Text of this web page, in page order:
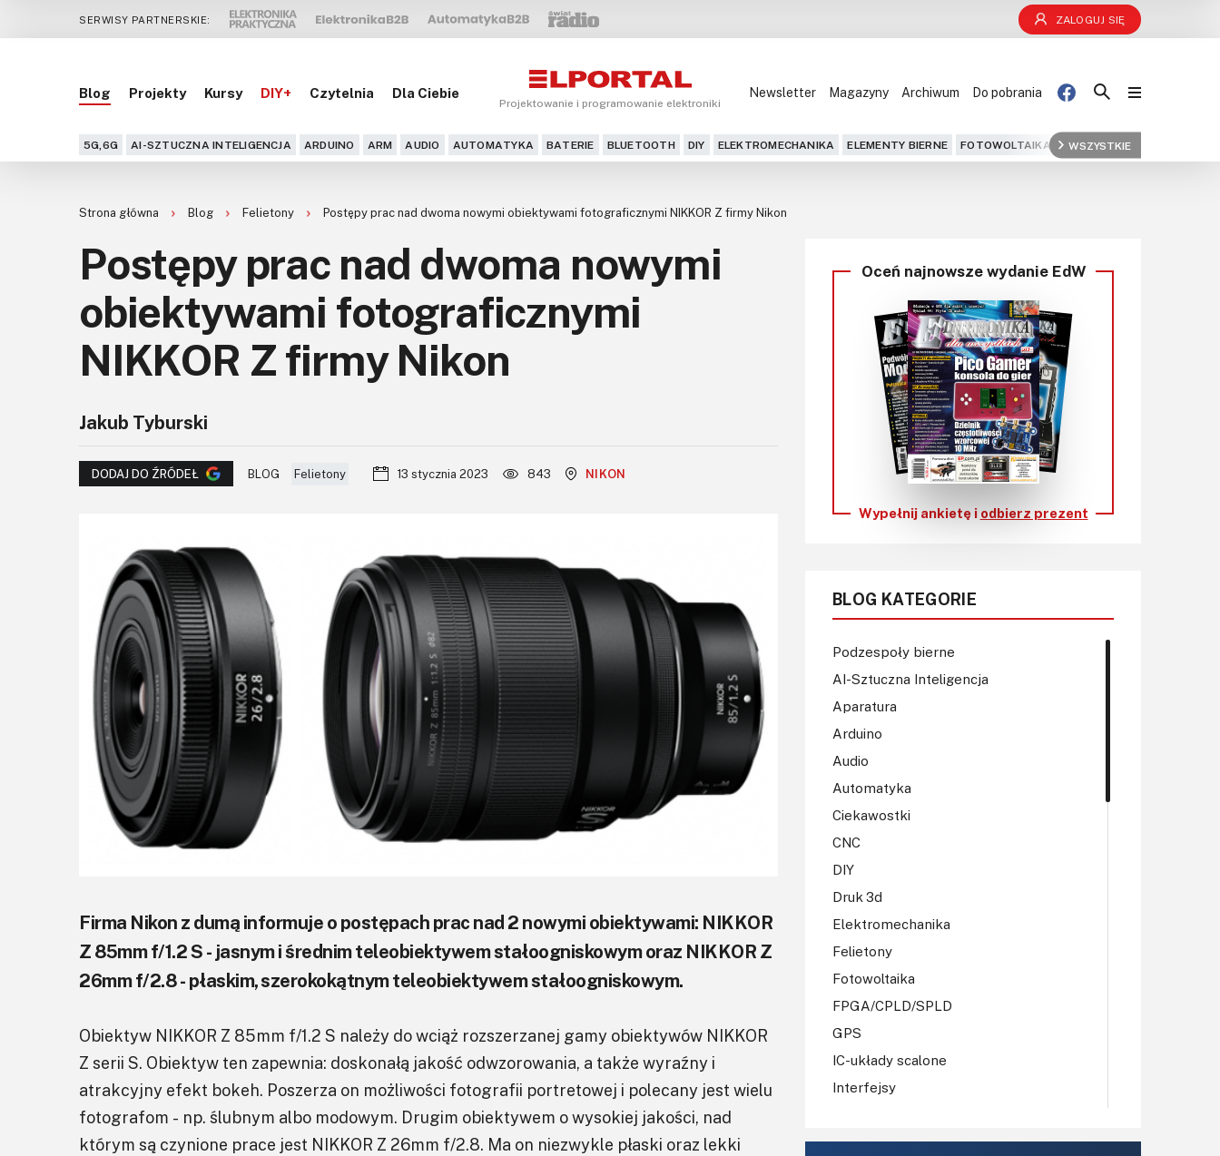
SERWISY PARTNERSKIE: ZALOGUJ SIĘ
Blog Projekty Kursy DIY+ Czytelnia Dla Ciebie
Projektowanie i programowanie elektroniki
Newsletter Magazyny Archiwum Do pobrania
5G,6G AI-SZTUCZNA INTELIGENCJA ARDUINO ARM AUDIO AUTOMATYKA BATERIE BLUETOOTH DIY ELEKTROMECHANIKA ELEMENTY BIERNE FOTOWOLTAIKA FPGA GPS
WSZYSTKIE
Blog
DIY+
Czytelnia
Dla Ciebie
KITy AVT
Kontakt
Do pobrania
Strona główna Blog Felietony Postępy prac nad dwoma nowymi obiektywami fotograficznymi NIKKOR Z firmy Nikon
Postępy prac nad dwoma nowymi
obiektywami fotograficznymi
NIKKOR Z firmy Nikon
Jakub Tyburski
DODAJ DO ŹRÓDEŁ BLOG Felietony 13 stycznia 2023 843 NIKON
Firma Nikon z dumą informuje o postępach prac nad 2 nowymi obiektywami: NIKKOR
Z 85mm f/1.2 S - jasnym i średnim teleobiektywem stałoogniskowym oraz NIKKOR Z
26mm f/2.8 - płaskim, szerokokątnym teleobiektywem stałoogniskowym.
Obiektyw NIKKOR Z 85mm f/1.2 S należy do wciąż rozszerzanej gamy obiektywów NIKKOR
Z serii S. Obiektyw ten zapewnia: doskonałą jakość odwzorowania, a także wyraźny i
atrakcyjny efekt bokeh. Poszerza on możliwości fotografii portretowej i polecany jest wielu
fotografom - np. ślubnym albo modowym. Drugim obiektywem o wysokiej jakości, nad
którym są czynione prace jest NIKKOR Z 26mm f/2.8. Ma on niezwykle płaski oraz lekki
Oceń najnowsze wydanie EdW
Wypełnij ankietę i odbierz prezent
BLOG KATEGORIE
Podzespoły bierne
AI-Sztuczna Inteligencja
Aparatura
Arduino
Audio
Automatyka
Ciekawostki
CNC
DIY
Druk 3d
Elektromechanika
Felietony
Fotowoltaika
FPGA/CPLD/SPLD
GPS
IC-układy scalone
Interfejsy
Koła Naukowe